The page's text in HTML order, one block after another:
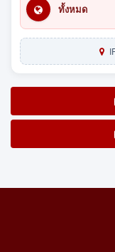
ทั้งหมด